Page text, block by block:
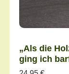
„Als die
ging ich